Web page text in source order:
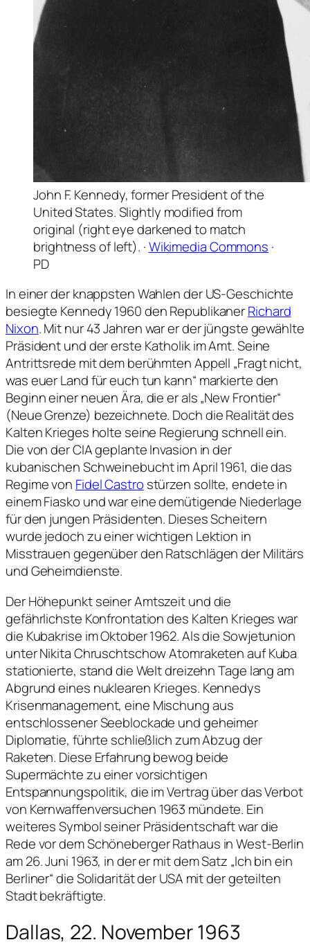
John F. Kennedy, former President of the
United States. Slightly modified from
original (right eye darkened to match
brightness of left). ·Wikimedia Commons ·
PD
In einer der knappsten Wahlen der US-Geschichte
besiegte Kennedy 1960 den RepublikanerRichard
Nixon. Mit nur 43 Jahren war er der jüngste gewählte
Präsident und der erste Katholik im Amt. Seine
Antrittsrede mit dem berühmten Appell „Fragt nicht,
was euer Land für euch tun kann“ markierte den
Beginn einer neuen Ära, die er als „New Frontier“
(Neue Grenze) bezeichnete. Doch die Realität des
Kalten Krieges holte seine Regierung schnell ein.
Die von der CIA geplante Invasion in der
kubanischen Schweinebucht im April 1961, die das
Regime von Fidel Castro stürzen sollte, endete in
einem Fiasko und war eine demütigende Niederlage
für den jungen Präsidenten. Dieses Scheitern
wurde jedoch zu einer wichtigen Lektion in
Misstrauen gegenüber den Ratschlägen der Militärs
und Geheimdienste.
Der Höhepunkt seiner Amtszeit und die
gefährlichste Konfrontation des Kalten Krieges war
die Kubakrise im Oktober 1962. Als die Sowjetunion
unter Nikita Chruschtschow Atomraketen auf Kuba
stationierte, stand die Welt dreizehn Tage lang am
Abgrund eines nuklearen Krieges. Kennedys
Krisenmanagement, eine Mischung aus
entschlossener Seeblockade und geheimer
Diplomatie, führte schließlich zum Abzug der
Raketen. Diese Erfahrung bewog beide
Supermächte zu einer vorsichtigen
Entspannungspolitik, die im Vertrag über das Verbot
von Kernwaffenversuchen 1963 mündete. Ein
weiteres Symbol seiner Präsidentschaft war die
Rede vor dem Schöneberger Rathaus in West-Berlin
am 26. Juni 1963, in der er mit dem Satz „Ich bin ein
Berliner“ die Solidarität der USA mit der geteilten
Stadt bekräftigte.
Dallas, 22. November 1963